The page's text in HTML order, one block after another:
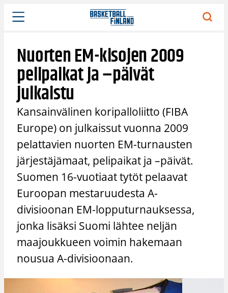
Siirry
sisältöön
Nuorten EM-kisojen 2009
pelipaikat ja –päivät
julkaistu
Kansainvälinen koripalloliitto (FIBA
Europe) on julkaissut vuonna 2009
pelattavien nuorten EM-turnausten
järjestäjämaat, pelipaikat ja –päivät.
Suomen 16-vuotiaat tytöt pelaavat
Euroopan mestaruudesta A-
divisioonan EM-lopputurnauksessa,
jonka lisäksi Suomi lähtee neljän
maajoukkueen voimin hakemaan
nousua A-divisioonaan.